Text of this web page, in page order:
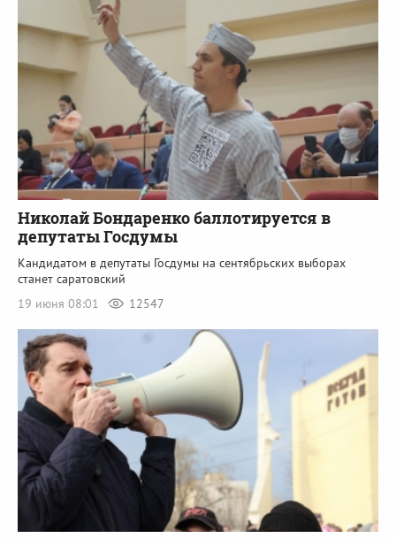
Николай Бондаренко баллотируется в
депутаты Госдумы
Кандидатом в депутаты Госдумы на сентябрьских выборах
станет саратовский
19 июня 08:01
12547